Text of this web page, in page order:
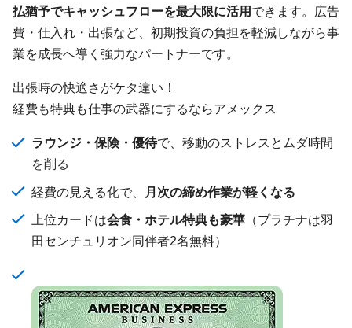
払猶予でキャッシュフローを最大限に活用 できます。広告
費・仕入れ・出張など、初期投資の負担を軽減しながら事
業を成長へ導く強力なパートナーです。
出張時の快適さがケタ違い！
経費も特典も仕事の武器にするならアメックス
ラウンジ・保険・優待で、移動のストレスとムダ時間
を削る
経費の見える化で、
月次の締め作業が軽くなる
上位カードは会食・ホテル特典も豪華 （プラチナは羽
田センチュリオン同伴者2名無料）